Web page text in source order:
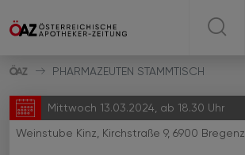
USER
PHARMAZEUTEN STAMMTISCH
Mittwoch 13.03.2024, ab 18.30 Uhr
Weinstube Kinz, Kirchstraße 9, 6900 Bregenz